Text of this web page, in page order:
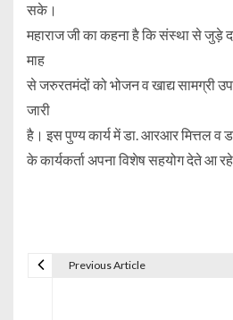
सके।
महाराज जी का कहना है कि संस्था से जुड़े
माह
से जरुरतमंदों को भोजन व खाद्य सामग्री
जारी
है। इस पुण्य कार्य में डा. आरआर मित्तल व
के कार्यकर्ता अपना विशेष सहयोग देते आ
Previous Article